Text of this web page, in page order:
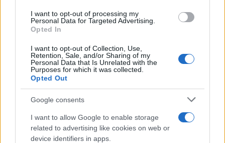
I want to opt-out of processing my
Personal Data for Targeted Advertising.
Opted In
I want to opt-out of Collection, Use,
Retention, Sale, and/or Sharing of my
Personal Data that Is Unrelated with the
Purposes for which it was collected.
Opted Out
Google consents
I want to allow Google to enable storage
related to advertising like cookies on web or
device identifiers in apps.
ΕΛΣΤΑΤ: Στο 3,4% υποχώρησε ο πληθωρισμός τον Ιούλιο